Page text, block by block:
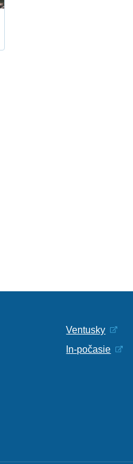
Ventusky
In-počasie